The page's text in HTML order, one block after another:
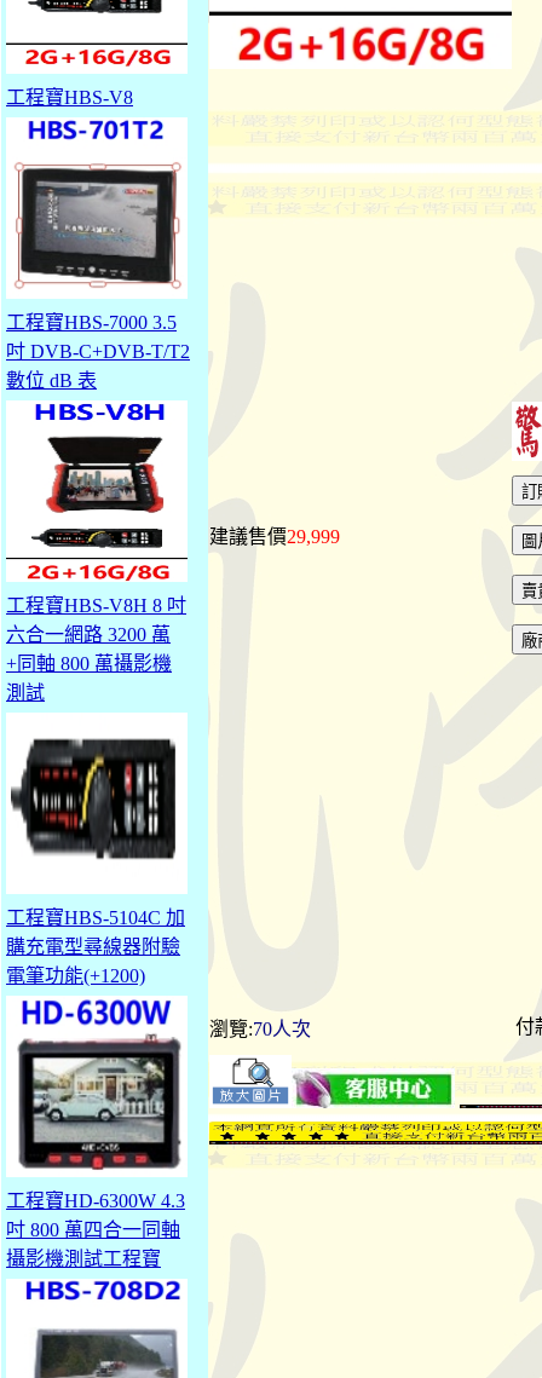
工程寶HBS-V8
工程寶HBS-7000 3.5
吋 DVB-C+DVB-T/T2
數位 dB 表
工程寶HBS-V8H 8 吋
六合一網路 3200 萬
+同軸 800 萬攝影機
測試
工程寶HBS-5104C 加
購充電型尋線器附驗
電筆功能(+1200)
工程寶HD-6300W 4.3
吋 800 萬四合一同軸
攝影機測試工程寶
建議售價29,999
瀏覽:70人次 付